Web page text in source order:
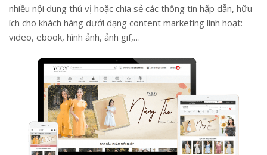
nhiều nội dung thú vị hoặc chia sẻ các thông tin hấp dẫn, hữu
ích cho khách hàng dưới dạng content marketing linh hoạt:
video, ebook, hình ảnh, ảnh gif,…